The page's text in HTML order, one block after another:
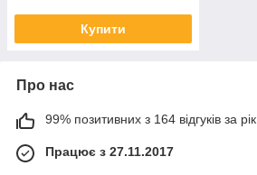
Купити
Про нас
99% позитивних з 164 відгуків за рік
Працює з 27.11.2017